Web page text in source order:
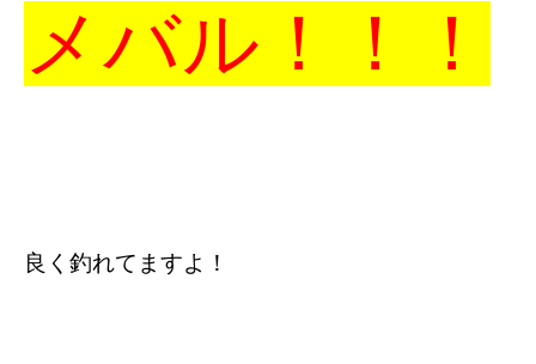
メバル！！！
良く釣れてますよ！